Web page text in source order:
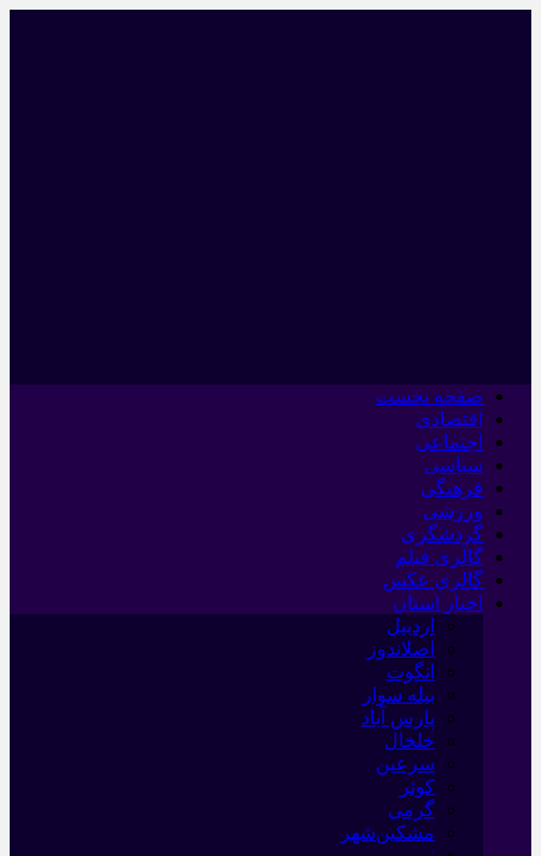
صفحه نخست
اقتصادی
اجتماعی
سیاسی
فرهنگی
ورزشی
گردشگری
گالری فیلم
گالری عکس
اخبار استان
اردبیل
اصلاندوز
انگوت
بیله سوار
پارس آباد
خلخال
سرعین
کوثر
گرمی
مشکین‌شهر